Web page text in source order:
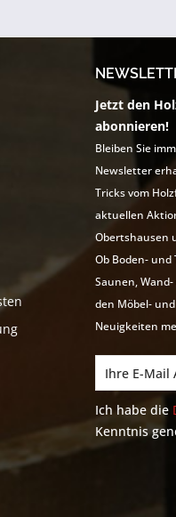
Jetzt den
abonnieren!
Bleiben Sie
Newsletter
Tricks vom
aktuellen
Obertshausen
Ob Boden-
Saunen,
den Möbel-
Neuigkeiten
Ich habe die
Kenntnis